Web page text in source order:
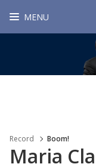
MENU
Record Boom!
Maria